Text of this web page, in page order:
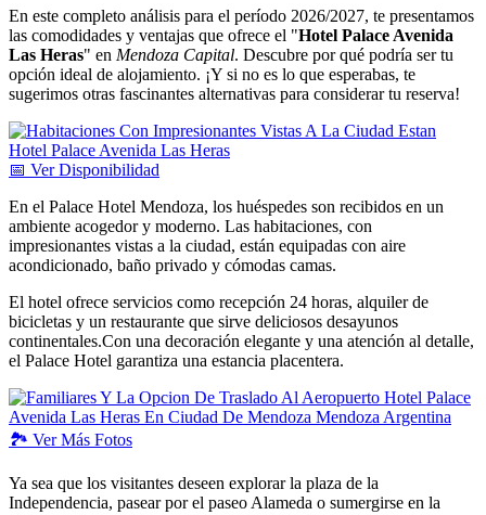
En este completo análisis para el período 2026/2027, te presentamos
las comodidades y ventajas que ofrece el "Hotel Palace Avenida
Las Heras" en Mendoza Capital. Descubre por qué podría ser tu
opción ideal de alojamiento. ¡Y si no es lo que esperabas, te
sugerimos otras fascinantes alternativas para considerar tu reserva!
📅 VerDisponibilidad
En el Palace Hotel Mendoza, los huéspedes son recibidos en un
ambiente acogedor y moderno. Las habitaciones, con
impresionantes vistas a la ciudad, están equipadas con aire
acondicionado, baño privado y cómodas camas.
El hotel ofrece servicios como recepción 24 horas, alquiler de
bicicletas y un restaurante que sirve deliciosos desayunos
continentales.Con una decoración elegante y una atención al detalle,
el Palace Hotel garantiza una estancia placentera.
🏞️ VerMás Fotos
Ya sea que los visitantes deseen explorar la plaza de la
Independencia, pasear por el paseo Alameda o sumergirse en la